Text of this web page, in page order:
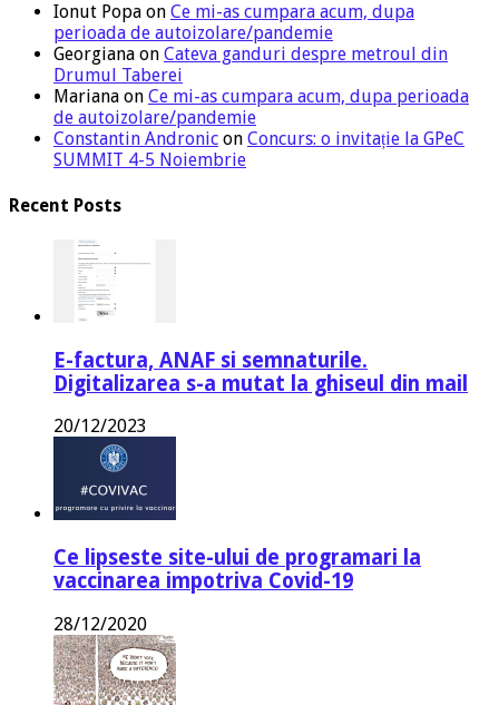
Ionut Popa on Ce mi-as cumpara acum, dupa
perioada de autoizolare/pandemie
Georgiana on Cateva ganduri despre metroul din
Drumul Taberei
Mariana on Ce mi-as cumpara acum, dupa perioada
de autoizolare/pandemie
Constantin Andronic on Concurs: o invitație la GPeC
SUMMIT 4-5 Noiembrie
Recent Posts
E-factura, ANAF si semnaturile.
Digitalizarea s-a mutat la ghiseul din mail
20/12/2023
Ce lipseste site-ului de programari la
vaccinarea impotriva Covid-19
28/12/2020